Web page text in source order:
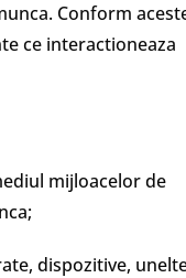
Conform
ce interactioneaza
mijloacelor de
dispozitive,